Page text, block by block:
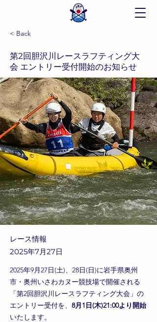
< Back
第2回胆沢川レースラフティング大
会 エントリー受付開始のお知らせ
レース情報
2025年7月27日
2025年9月27日(土)、28日(日)に岩手県奥州
市・奥州いさわカヌー競技場で開催される
「第2回胆沢川レースラフティング大会」の
エントリー受付を、 8月1日(木)21:00より開始
いたします。